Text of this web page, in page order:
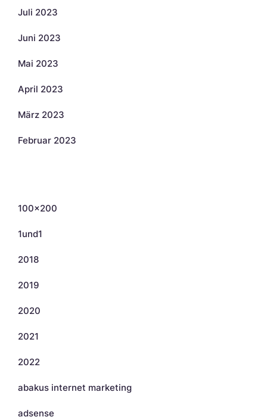
Juli 2023
Juni 2023
Mai 2023
April 2023
März 2023
Februar 2023
100×200
1und1
2018
2019
2020
2021
2022
abakus internet marketing
adsense